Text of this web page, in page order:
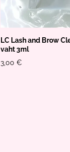
LC Lash and Brow
vaht 3ml
3,00 €